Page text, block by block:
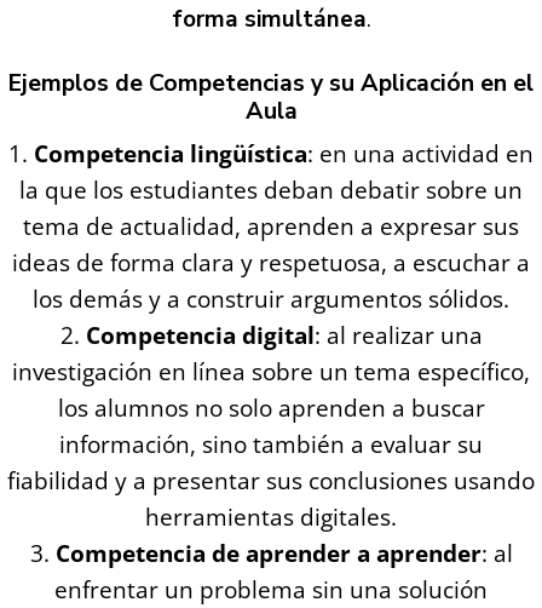
forma simultánea.
Ejemplos de Competencias y su Aplicación en el
Aula
Competencia lingüística: en una actividad en
la que los estudiantes deban debatir sobre un
tema de actualidad, aprenden a expresar sus
ideas de forma clara y respetuosa, a escuchar a
los demás y a construir argumentos sólidos.
Competencia digital: al realizar una
investigación en línea sobre un tema específico,
los alumnos no solo aprenden a buscar
información, sino también a evaluar su
fiabilidad y a presentar sus conclusiones usando
herramientas digitales.
Competencia de aprender a aprender: al
enfrentar un problema sin una solución